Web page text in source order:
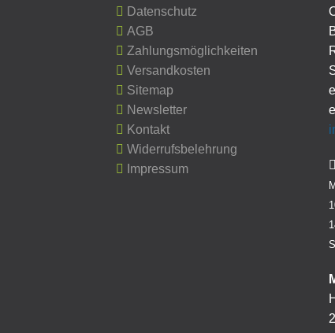
Datenschutz
AGB
Zahlungsmöglichkeiten
Versandkosten
Sitemap
Newsletter
Kontakt
Widerrufsbelehrung
Impressum